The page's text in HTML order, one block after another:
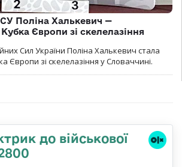
Поліна Халькевич —
Європи зі скелелазіння
Сил України Поліна Халькевич стала
зі скелелазіння у Словаччині.
до військової